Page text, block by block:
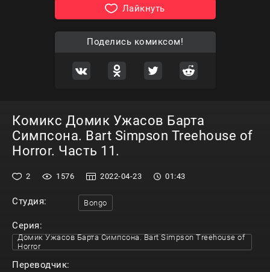
Лайкнуть
Поделись комиксом!
Комикс Домик Ужасов Барта
Симпсона. Bart Simpson Treehouse of
Horror. Часть 11.
2 1576 2022-04-23 01:43
Студия: Bongo
Серия:
Домик Ужасов Барта Симпсона. Bart Simpson Treehouse of
Horror
Переводчик: